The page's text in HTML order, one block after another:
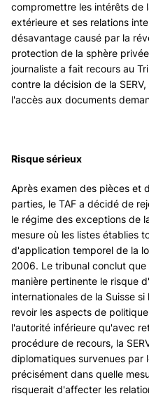
compromettre les intérêts de
extérieure et ses relations
désavantage causé par la
protection de la sphère
journaliste a fait recours au
contre la décision de la
l'accès aux documents
Risque sérieux
Après examen des pièces et
parties, le TAF a décidé de
le régime des exceptions de
mesure où les listes établies
d'application temporel de la
2006. Le tribunal conclut
manière pertinente le risque
internationales de la Suisse
revoir les aspects de
l'autorité inférieure qu'avec
procédure de recours, la
diplomatiques survenues par
précisément dans quelle
risquerait d'affecter les